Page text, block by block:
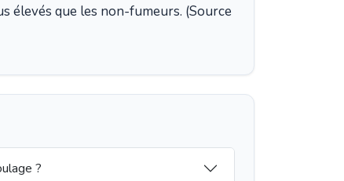
élevés que les non-fumeurs. (Source
?